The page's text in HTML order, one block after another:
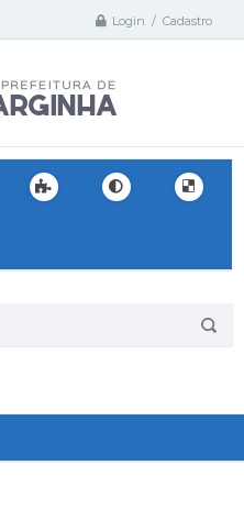
Login / Cadastro